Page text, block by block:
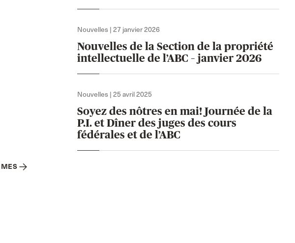
Nouvelles | 27 janvier 2026
Nouvelles de la Section de la propriété
intellectuelle de l’ABC – janvier 2026
Nouvelles | 25 avril 2025
Soyez des nôtres en mai! Journée de la
P.I. et Dîner des juges des cours
fédérales et de l’ABC